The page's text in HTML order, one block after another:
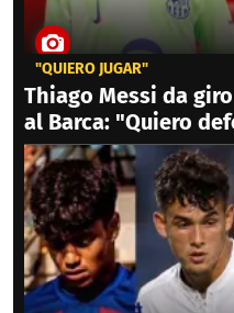
"QUIERO JUGAR"
Thiago Messi da
al Barca: "Quiero